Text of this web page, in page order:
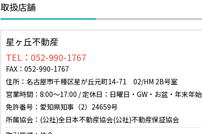
取扱店舗
星ヶ丘不動産
TEL：052-990-1767
FAX：052-990-1767
住所：名古屋市千種区星が丘元町14-71 02/HM 2B号室
営業時間：8:00～17:00 / 定休日：日曜日・GW・お盆・年末年始
免許番号：愛知県知事（2）24659号
所属協会：(公社)全日本不動産協会(公社)不動産保証協会